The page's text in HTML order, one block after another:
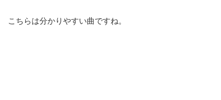
こちらは分かりやすい曲ですね。